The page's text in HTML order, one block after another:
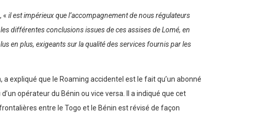
« il est impérieux que l’accompagnement de nous régulateurs
différentes conclusions issues de ces assises de Lomé, en
en plus, exigeants sur la qualité des services fournis par les
expliqué que le Roaming accidentel est le fait qu’un abonné
opérateur du Bénin ou vice versa. Il a indiqué que cet
entre le Togo et le Bénin est révisé de façon